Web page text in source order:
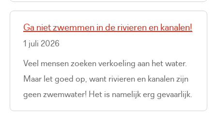
Ga niet zwemmen in de rivieren en kanalen!
1 juli 2026
Veel mensen zoeken verkoeling aan het water.
Maar let goed op, want rivieren en kanalen zijn
geen zwemwater! Het is namelijk erg gevaarlijk.